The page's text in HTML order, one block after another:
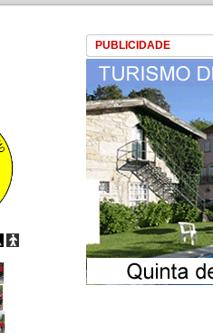
PUBLICIDADE